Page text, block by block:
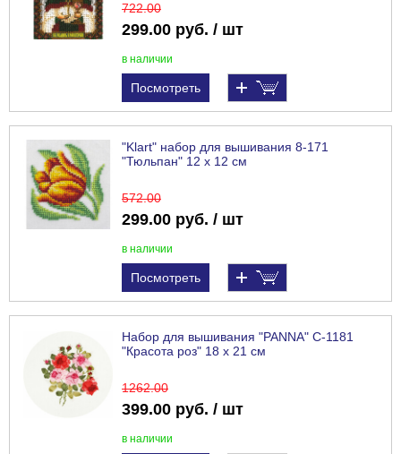
722.00
299.00 руб. / шт
в наличии
Посмотреть
"Klart" набор для вышивания 8-171
"Тюльпан" 12 х 12 см
572.00
299.00 руб. / шт
в наличии
Посмотреть
Набор для вышивания "PANNA" C-1181
"Красота роз" 18 х 21 см
1262.00
399.00 руб. / шт
в наличии